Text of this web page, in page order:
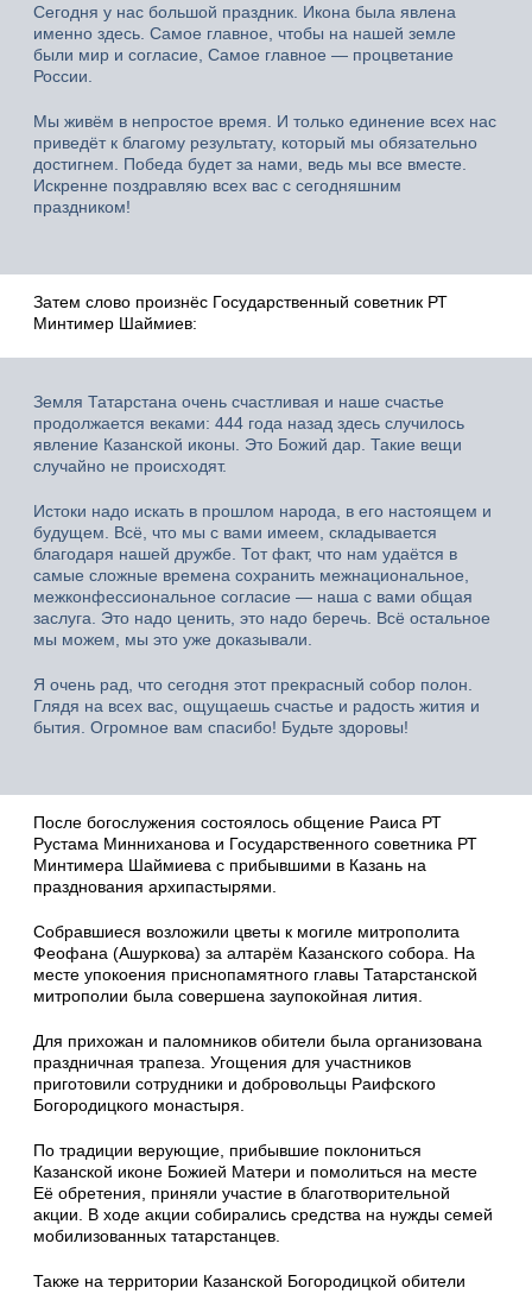
Сегодня у нас большой праздник. Икона была явлена
именно здесь. Самое главное, чтобы на нашей земле
были мир и согласие, Самое главное — процветание
России.
Мы живём в непростое время. И только единение всех нас
приведёт к благому результату, который мы обязательно
достигнем. Победа будет за нами, ведь мы все вместе.
Искренне поздравляю всех вас с сегодняшним
праздником!
Затем слово произнёс Государственный советник РТ
Минтимер Шаймиев:
Земля Татарстана очень счастливая и наше счастье
продолжается веками: 444 года назад здесь случилось
явление Казанской иконы. Это Божий дар. Такие вещи
случайно не происходят.
Истоки надо искать в прошлом народа, в его настоящем и
будущем. Всё, что мы с вами имеем, складывается
благодаря нашей дружбе. Тот факт, что нам удаётся в
самые сложные времена сохранить межнациональное,
межконфессиональное согласие — наша с вами общая
заслуга. Это надо ценить, это надо беречь. Всё остальное
мы можем, мы это уже доказывали.
Я очень рад, что сегодня этот прекрасный собор полон.
Глядя на всех вас, ощущаешь счастье и радость жития и
бытия. Огромное вам спасибо! Будьте здоровы!
После богослужения состоялось общение Раиса РТ
Рустама Минниханова и Государственного советника РТ
Минтимера Шаймиева с прибывшими в Казань на
празднования архипастырями.
Собравшиеся возложили цветы к могиле митрополита
Феофана (Ашуркова) за алтарём Казанского собора. На
месте упокоения приснопамятного главы Татарстанской
митрополии была совершена заупокойная лития.
Для прихожан и паломников обители была организована
праздничная трапеза. Угощения для участников
приготовили сотрудники и добровольцы Раифского
Богородицкого монастыря.
По традиции верующие, прибывшие поклониться
Казанской иконе Божией Матери и помолиться на месте
Её обретения, приняли участие в благотворительной
акции. В ходе акции собирались средства на нужды семей
мобилизованных татарстанцев.
Также на территории Казанской Богородицкой обители